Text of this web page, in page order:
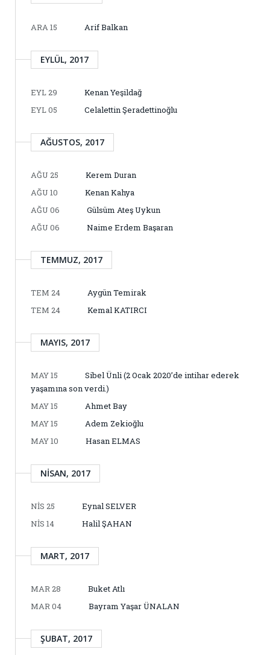
ARA 15 Arif Balkan
EYLÜL, 2017
EYL 29
Kenan Yeşildağ
EYL 05
Celalettin Şeradettinoğlu
AĞUSTOS, 2017
AĞU 25
Kerem Duran
AĞU 10
Kenan Kahya
AĞU 06
Gülsüm Ateş Uykun
AĞU 06
Naime Erdem Başaran
TEMMUZ, 2017
TEM 24
Aygün Temirak
TEM 24
Kemal KATIRCI
MAYIS, 2017
MAY 15
Sibel Ünli (2 Ocak 2020’de intihar ederek
yaşamına son verdi.)
MAY 15
Ahmet Bay
MAY 15
Adem Zekioğlu
MAY 10
Hasan ELMAS
NISAN, 2017
NIS 25
Eynal SELVER
NIS 14
Halil ŞAHAN
MART, 2017
MAR 28
Buket Atlı
MAR 04
Bayram Yaşar ÜNALAN
ŞUBAT, 2017